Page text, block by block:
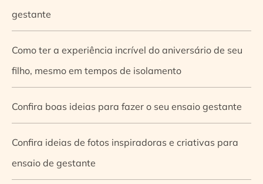
gestante
Como ter a experiência incrível do aniversário de seu
filho, mesmo em tempos de isolamento
Confira boas ideias para fazer o seu ensaio gestante
Confira ideias de fotos inspiradoras e criativas para
ensaio de gestante